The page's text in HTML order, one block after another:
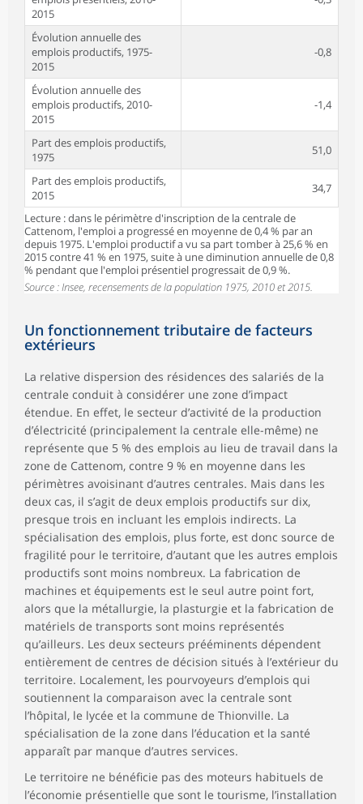
2015
Évolution annuelle des
emplois productifs, 1975-
2015
-0,8
Évolution annuelle des
emplois productifs, 2010-
2015
-1,4
Part des emplois productifs,
1975
51,0
Part des emplois productifs,
2015
34,7
Lecture : dans le périmètre d'inscription de la centrale de
Cattenom, l'emploi a progressé en moyenne de 0,4 % par an
depuis 1975. L'emploi productif a vu sa part tomber à 25,6 % en
2015 contre 41 % en 1975, suite à une diminution annuelle de 0,8
% pendant que l'emploi présentiel progressait de 0,9 %.
Source : Insee, recensements de la population 1975, 2010 et 2015.
Un fonctionnement tributaire de facteurs
extérieurs
La relative dispersion des résidences des salariés de la
centrale conduit à considérer une zone d’impact
étendue. En effet, le secteur d’activité de la production
d’électricité (principalement la centrale elle-même) ne
représente que 5 % des emplois au lieu de travail dans la
zone de Cattenom, contre 9 % en moyenne dans les
périmètres avoisinant d’autres centrales. Mais dans les
deux cas, il s’agit de deux emplois productifs sur dix,
presque trois en incluant les emplois indirects. La
spécialisation des emplois, plus forte, est donc source de
fragilité pour le territoire, d’autant que les autres emplois
productifs sont moins nombreux. La fabrication de
machines et équipements est le seul autre point fort,
alors que la métallurgie, la plasturgie et la fabrication de
matériels de transports sont moins représentés
qu’ailleurs. Les deux secteurs prééminents dépendent
entièrement de centres de décision situés à l’extérieur du
territoire. Localement, les pourvoyeurs d’emplois qui
soutiennent la comparaison avec la centrale sont
l’hôpital, le lycée et la commune de Thionville. La
spécialisation de la zone dans l’éducation et la santé
apparaît par manque d’autres services.
Le territoire ne bénéficie pas des moteurs habituels de
l’économie présentielle que sont le tourisme, l’installation